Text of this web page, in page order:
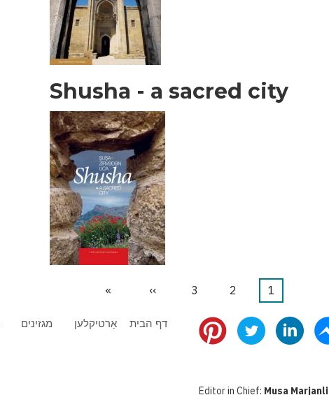
Shusha - a sacred city
דף
1 דף
2 דף
3
הדף
››
הדף
»
Editor in Chief: Musa Marjanli
דף הבית אַרטיקלען מגזינים